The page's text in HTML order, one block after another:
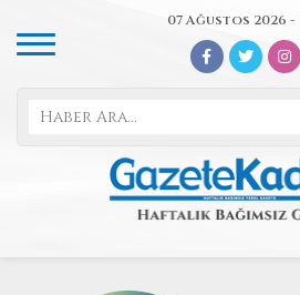
07 Ağustos 2026 -